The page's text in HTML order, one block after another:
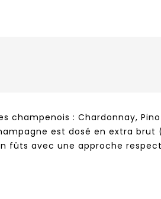
champenois : Chardonnay,
est dosé en extra
fûts avec une approche